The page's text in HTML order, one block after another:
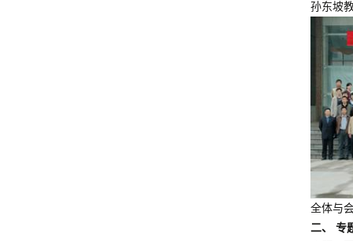
孙东坡
全体与
二、 专